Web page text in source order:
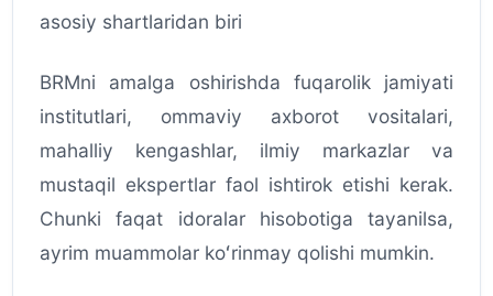
asosiy shartlaridan biri
BRMni amalga oshirishda fuqarolik jamiyati
institutlari, ommaviy axborot vositalari,
mahalliy kengashlar, ilmiy markazlar va
mustaqil ekspertlar faol ishtirok etishi kerak.
Chunki faqat idoralar hisobotiga tayanilsa,
ayrim muammolar koʻrinmay qolishi mumkin.